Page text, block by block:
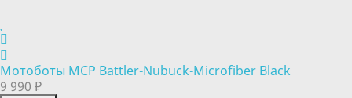
Мотоботы MCP Battler-Nubuck-Microfiber Black
9 990 ₽